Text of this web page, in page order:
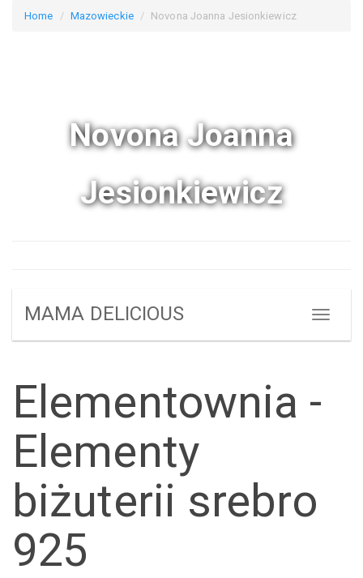
Home Mazowieckie Novona Joanna Jesionkiewicz
Novona Joanna
Jesionkiewicz
MAMA DELICIOUS
Elementownia -
Elementy
biżuterii srebro
925